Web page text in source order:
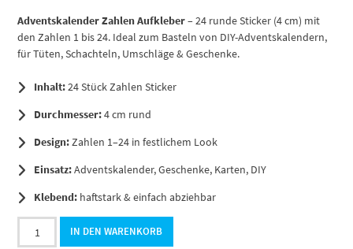
Adventskalender Zahlen Aufkleber– 24 runde Sticker (4 cm) mit
den Zahlen 1 bis 24. Ideal zum Basteln von DIY-Adventskalendern,
für Tüten, Schachteln, Umschläge & Geschenke.
Inhalt:24 Stück Zahlen Sticker
Durchmesser:4 cm rund
Design:Zahlen 1–24 in festlichem Look
Einsatz:Adventskalender, Geschenke, Karten, DIY
Klebend: haftstark & einfach abziehbar
Adventskalender-
Zahlen
IN DEN WARENKORB